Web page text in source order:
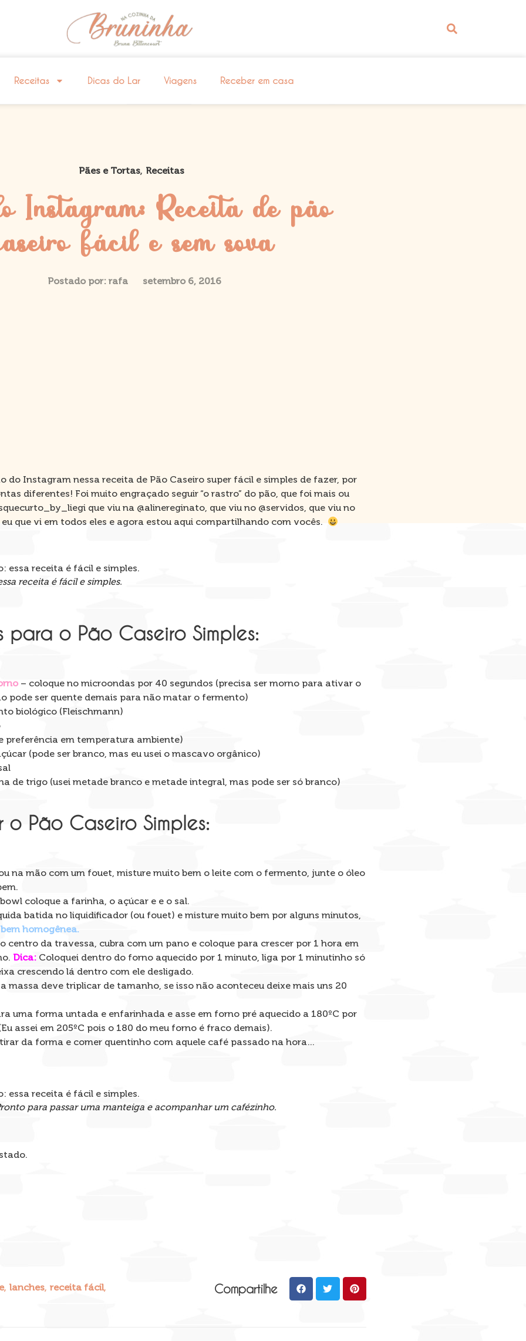
Receitas Dicas do Lar Viagens Receber em casa
Pães e Tortas Receitas
Instagram: Receita de pão
fácil e sem sova
Postado por: rafa setembro 6, 2016
do Instagram nessa receita de Pão Caseiro super fácil e simples de fazer, por
diferentes! Foi muito engraçado seguir “o rastro” do pão, que foi mais ou
que viu na @alinereginato, que viu no @servidos, que viu no
eu que vi em todos eles e agora estou aqui compartilhando com vocês.
receita é fácil e simples.
para o Pão Caseiro Simples:
– coloque no microondas por 40 segundos (precisa ser morno para ativar o
pode ser quente demais para não matar o fermento)
biológico (Fleischmann)
preferência em temperatura ambiente)
(pode ser branco, mas eu usei o mascavo orgânico)
de trigo (usei metade branco e metade integral, mas pode ser só branco)
o Pão Caseiro Simples:
na mão com um fouet, misture muito bem o leite com o fermento, junte o óleo
coloque a farinha, o açúcar e e o sal.
batida no liquidificador (ou fouet) e misture muito bem por alguns minutos,
homogênea.
centro da travessa, cubra com um pano e coloque para crescer por 1 hora em
Dica: Coloquei dentro do forno aquecido por 1 minuto, liga por 1 minutinho só
crescendo lá dentro com ele desligado.
massa deve triplicar de tamanho, se isso não aconteceu deixe mais uns 20
uma forma untada e enfarinhada e asse em forno pré aquecido a 180ºC por
assei em 205ºC pois o 180 do meu forno é fraco demais).
da forma e comer quentinho com aquele café passado na hora…
para passar uma manteiga e acompanhar um cafézinho.
, lanches, receita fácil, Compartilhe